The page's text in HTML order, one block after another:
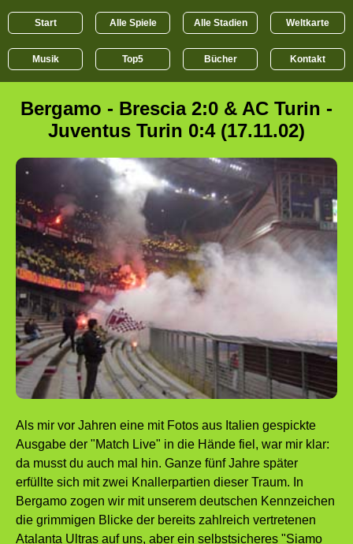
Start Alle Spiele Alle Stadien Weltkarte
Musik Top5 Bücher Kontakt
Bergamo - Brescia 2:0 & AC Turin -
Juventus Turin 0:4 (17.11.02)
Als mir vor Jahren eine mit Fotos aus Italien gespickte
Ausgabe der "Match Live" in die Hände fiel, war mir klar:
da musst du auch mal hin. Ganze fünf Jahre später
erfüllte sich mit zwei Knallerpartien dieser Traum. In
Bergamo zogen wir mit unserem deutschen Kennzeichen
die grimmigen Blicke der bereits zahlreich vertretenen
Atalanta Ultras auf uns, aber ein selbstsicheres "Siamo